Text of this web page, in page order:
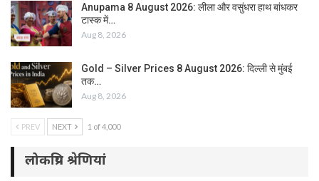
Anupama 8 August 2026: लीला और वसुंधरा हाथ बांधकर
टास्क में…
Aug 8, 2026
Gold – Silver Prices 8 August 2026: दिल्ली से मुंबई
तक…
Aug 8, 2026
PREV NEXT 1 of 4,000
लोकप्रिय श्रेणियां